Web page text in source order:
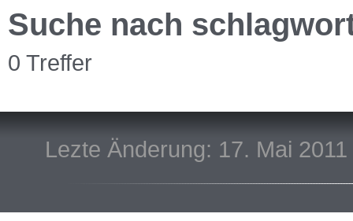
Suche nach
0 Treffer
Lezte Änderung: 17. Mai